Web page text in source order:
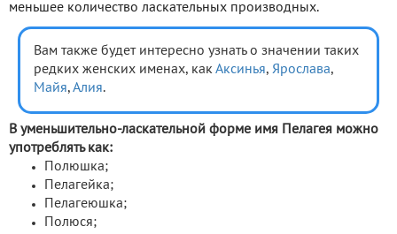
меньшее количество ласкательных производных.
Вам также будет интересно узнать о значении таких
редких женских именах, как Аксинья, Ярослава,
Майя, Алия.
В уменьшительно-ласкательной форме имя Пелагея можно
употреблять как:
Полюшка;
Пелагейка;
Пелагеюшка;
Полюся;